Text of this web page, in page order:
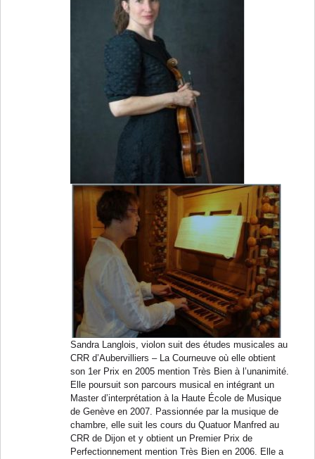
Sandra Langlois, violon suit des études musicales au
CRR d’Aubervilliers – La Courneuve où elle obtient
son 1er Prix en 2005 mention Très Bien à l’unanimité.
Elle poursuit son parcours musical en intégrant un
Master d’interprétation à la Haute École de Musique
de Genève en 2007. Passionnée par la musique de
chambre, elle suit les cours du Quatuor Manfred au
CRR de Dijon et y obtient un Premier Prix de
Perfectionnement mention Très Bien en 2006. Elle a